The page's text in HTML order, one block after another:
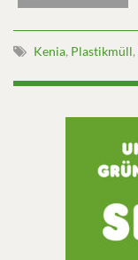
Kenia, Plastikmüll,